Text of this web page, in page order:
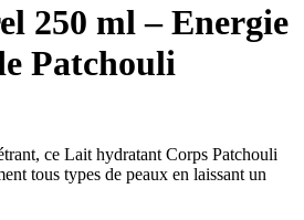
250 ml – Energie
Patchouli
ce Lait hydratant Corps Patchouli
tous types de peaux en laissant un